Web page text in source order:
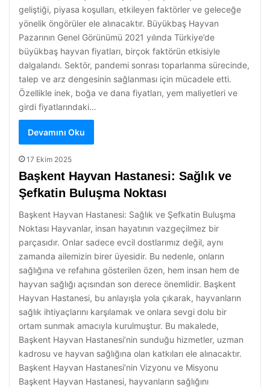
geliştiği, piyasa koşulları, etkileyen faktörler ve geleceğe
yönelik öngörüler ele alınacaktır. Büyükbaş Hayvan
Pazarının Genel Görünümü 2021 yılında Türkiye’de
büyükbaş hayvan fiyatları, birçok faktörün etkisiyle
dalgalandı. Sektör, pandemi sonrası toparlanma sürecinde,
talep ve arz dengesinin sağlanması için mücadele etti.
Özellikle inek, boğa ve dana fiyatları, yem maliyetleri ve
girdi fiyatlarındaki…
Devamını Oku
17 Ekim 2025
Başkent Hayvan Hastanesi: Sağlık ve
Şefkatin Buluşma Noktası
Başkent Hayvan Hastanesi: Sağlık ve Şefkatin Buluşma
Noktası Hayvanlar, insan hayatının vazgeçilmez bir
parçasıdır. Onlar sadece evcil dostlarımız değil, aynı
zamanda ailemizin birer üyesidir. Bu nedenle, onların
sağlığına ve refahına gösterilen özen, hem insan hem de
hayvan sağlığı açısından son derece önemlidir. Başkent
Hayvan Hastanesi, bu anlayışla yola çıkarak, hayvanların
sağlık ihtiyaçlarını karşılamak ve onlara sevgi dolu bir
ortam sunmak amacıyla kurulmuştur. Bu makalede,
Başkent Hayvan Hastanesi’nin sunduğu hizmetler, uzman
kadrosu ve hayvan sağlığına olan katkıları ele alınacaktır.
Başkent Hayvan Hastanesi’nin Vizyonu ve Misyonu
Başkent Hayvan Hastanesi, hayvanların sağlığını